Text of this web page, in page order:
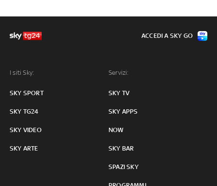
I siti Sky:
SKY SPORT
SKY TG24
SKY VIDEO
SKY ARTE
Servizi:
SKY TV
SKY APPS
NOW
SKY BAR
SPAZI SKY
ACCEDI A SKY GO